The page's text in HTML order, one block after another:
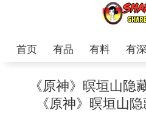
首页 有品 有料 有
《原神》暝垣山隐
《原神》暝垣山